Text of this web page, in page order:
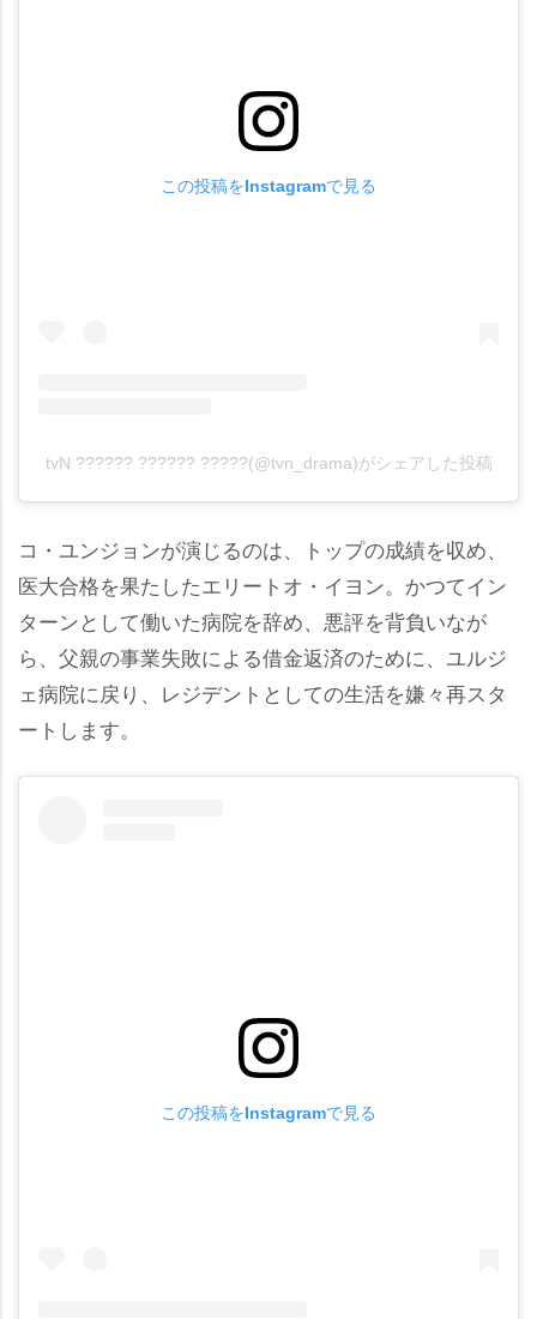
この投稿をInstagramで見る
tvN ?????? ?????? ?????(@tvn_drama)がシェアした投稿
コ・ユンジョンが演じるのは、トップの成績を収め、
医大合格を果たしたエリートオ・イヨン。かつてイン
ターンとして働いた病院を辞め、悪評を背負いなが
ら、父親の事業失敗による借金返済のために、ユルジ
ェ病院に戻り、レジデントとしての生活を嫌々再スタ
ートします。
この投稿をInstagramで見る